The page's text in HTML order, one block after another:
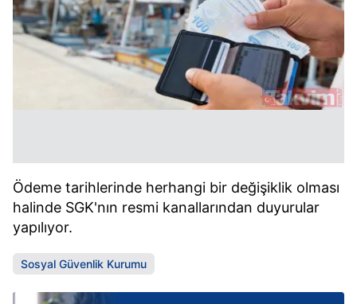
Ödeme tarihlerinde herhangi bir değişiklik olması
halinde SGK'nın resmi kanallarından duyurular
yapılıyor.
Sosyal Güvenlik Kurumu